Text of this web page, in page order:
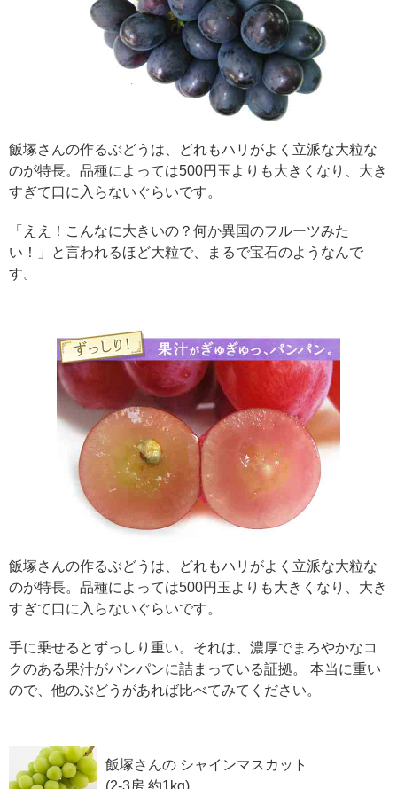
飯塚さんの作るぶどうは、どれもハリがよく立派な大粒な
のが特長。品種によっては500円玉よりも大きくなり、大き
すぎて口に入らないぐらいです。
「ええ！こんなに大きいの？何か異国のフルーツみた
い！」と言われるほど大粒で、まるで宝石のようなんで
す。
飯塚さんの作るぶどうは、どれもハリがよく立派な大粒な
のが特長。品種によっては500円玉よりも大きくなり、大き
すぎて口に入らないぐらいです。
手に乗せるとずっしり重い。それは、濃厚でまろやかなコ
クのある果汁がパンパンに詰まっている証拠。 本当に重い
ので、他のぶどうがあれば比べてみてください。
飯塚さんの シャインマスカット